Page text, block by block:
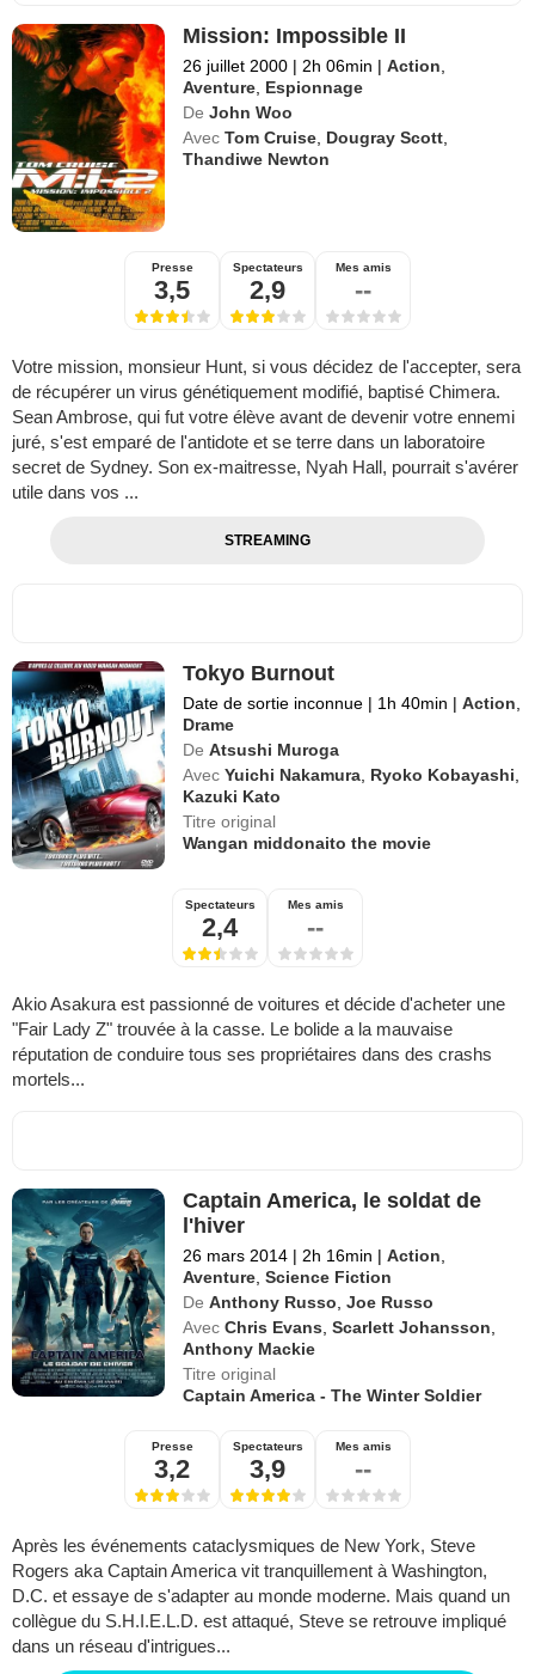
Mission: Impossible II
26 juillet 2000 | 2h 06min | Action
Aventure Espionnage
De John Woo
Avec Tom Cruise Dougray Scott
Thandiwe Newton
Presse
3,5
Spectateurs
2,9
Mes amis
--
Votre mission, monsieur Hunt, si vous décidez de l'accepter, sera
de récupérer un virus génétiquement modifié, baptisé Chimera.
Sean Ambrose, qui fut votre élève avant de devenir votre ennemi
juré, s'est emparé de l'antidote et se terre dans un laboratoire
secret de Sydney. Son ex-maitresse, Nyah Hall, pourrait s'avérer
utile dans vos ...
STREAMING
Tokyo Burnout
Date de sortie inconnue | 1h 40min | Action
Drame
De Atsushi Muroga
Avec Yuichi Nakamura Ryoko Kobayashi
Kazuki Kato
Titre original
Wangan middonaito the movie
Spectateurs
2,4
Mes amis
--
Akio Asakura est passionné de voitures et décide d'acheter une
"Fair Lady Z" trouvée à la casse. Le bolide a la mauvaise
réputation de conduire tous ses propriétaires dans des crashs
mortels...
Captain America, le soldat de
l'hiver
26 mars 2014 | 2h 16min | Action
Aventure ,Science Fiction
De Anthony Russo ,Joe Russo
Avec Chris Evans ,Scarlett Johansson
Anthony Mackie
Titre original
Captain America - The Winter Soldier
Presse
3,2
Spectateurs
3,9
Mes amis
--
Après les événements cataclysmiques de New York, Steve
Rogers aka Captain America vit tranquillement à Washington,
D.C. et essaye de s'adapter au monde moderne. Mais quand un
collègue du S.H.I.E.L.D. est attaqué, Steve se retrouve impliqué
dans un réseau d'intrigues...